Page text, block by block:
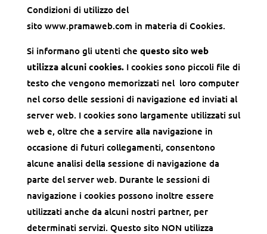
Condizioni di utilizzo del
sito www.pramaweb.com in materia di Cookies.
Si informano gli utenti che questo sito web
utilizza alcuni cookies.I cookies sono piccoli file di
testo che vengono memorizzati nel loro computer
nel corso delle sessioni di navigazione ed inviati al
server web. I cookies sono largamente utilizzati sul
web e, oltre che a servire alla navigazione in
occasione di futuri collegamenti, consentono
alcune analisi della sessione di navigazione da
parte del server web. Durante le sessioni di
navigazione i cookies possono inoltre essere
utilizzati anche da alcuni nostri partner, per
determinati servizi. Questo sito NON utilizza